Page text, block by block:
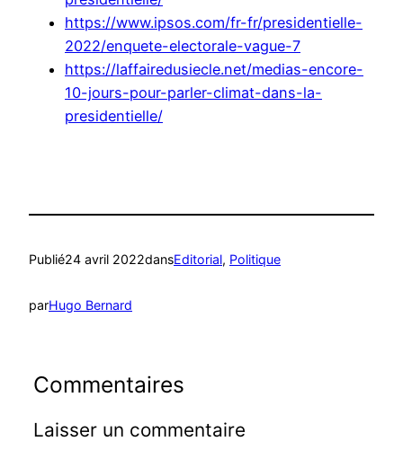
https://www.ipsos.com/fr-fr/presidentielle-
2022/enquete-electorale-vague-7
https://laffairedusiecle.net/medias-encore-
10-jours-pour-parler-climat-dans-la-
presidentielle/
Publié24 avril 2022dansEditorial, Politique
parHugo Bernard
Commentaires
Laisser un commentaire